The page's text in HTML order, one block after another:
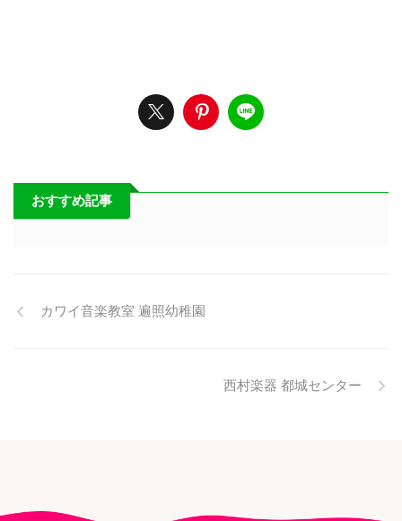
おすすめ記事
カワイ音楽教室 遍照幼稚園
西村楽器 都城センター